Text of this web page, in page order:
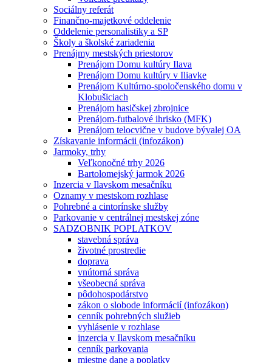
Sociálny referát
Finančno-majetkové oddelenie
Oddelenie personalistiky a SP
Školy a školské zariadenia
Prenájmy mestských priestorov
Prenájom Domu kultúry Ilava
Prenájom Domu kultúry v Iliavke
Prenájom Kultúrno-spoločenského domu v
Klobušiciach
Prenájom hasičskej zbrojnice
Prenájom-futbalové ihrisko (MFK)
Prenájom telocvične v budove bývalej OA
Získavanie informácii (infozákon)
Jarmoky, trhy
Veľkonočné trhy 2026
Bartolomejský jarmok 2026
Inzercia v Ilavskom mesačníku
Oznamy v mestskom rozhlase
Pohrebné a cintorínske služby
Parkovanie v centrálnej mestskej zóne
SADZOBNIK POPLATKOV
stavebná správa
životné prostredie
doprava
vnútorná správa
všeobecná správa
pôdohospodárstvo
zákon o slobode informácií (infozákon)
cenník pohrebných služieb
vyhlásenie v rozhlase
inzercia v Ilavskom mesačníku
cenník parkovania
miestne dane a poplatky